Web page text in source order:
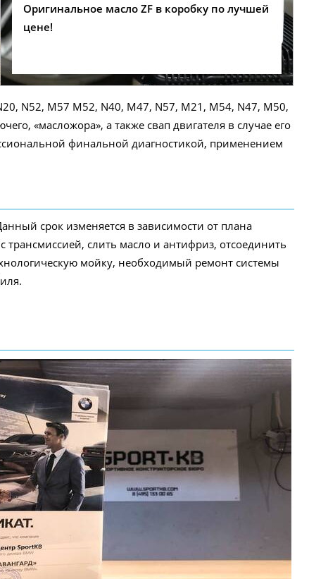
Оригинальное масло ZF в коробку по лучшей
цене!
N52, M57 M52, N40, M47, N57, M21, M54, N47, M50,
«масложора», а также свап двигателя в случае его
финальной диагностикой, применением
срок изменяется в зависимости от плана
трансмиссией, слить масло и антифриз, отсоединить
мойку, необходимый ремонт системы